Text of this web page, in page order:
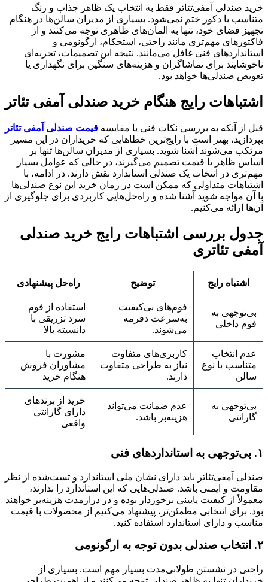
خرید صندلی آمفی‌تئاتر فقط به انتخاب یک ظاهر جذاب و رنگ
متناسب با دکور ختم نمی‌شود. بسیاری از مدیران سالن‌ها در هنگام
تجهیز فضای خود، تنها به المان‌های ظاهری توجه می‌کنند و از
فاکتورهای مهم‌تری مانند راحتی، استحکام، ارگونومی و
استانداردهای فنی غافل می‌مانند. نتیجه این تصمیمات، تجربه‌ای
ناخوشایند برای تماشاگران و هزینه‌های سنگین برای نگهداری یا
تعویض صندلی‌ها خواهد بود.
اشتباهات رایج هنگام خرید صندلی آمفی تئاتر
قبل از آنکه به بررسی نکات فنی یا مقایسه قیمت صندلی آمفی تئاتر
بپردازید، بهتر است با رایج‌ترین خطاهایی که خریداران در این مسیر
مرتکب می‌شوند آشنا شوید. بسیاری از مدیران سالن‌ها تنها بر
اساس ظاهر یا قیمت تصمیم می‌گیرند، در حالی‌ که عوامل بسیار
مهم‌تری در انتخاب یک صندلی استاندارد نقش دارند. در ادامه، با
اشتباهات متداولی که ممکن است در زمان خرید این نوع صندلی‌ها
با آن مواجه شوید آشنا شده و راه‌حل‌هایی کاربردی برای جلوگیری از
آن‌ها ارائه می‌کنیم.
جدول بررسی اشتباهات رایج خرید صندلی
آمفی تئاتری
اشتباه رایج توضیح راه‌حل پیشنهادی
بی‌توجهی به
فوم داخلی
فوم‌های بی‌کیفیت
به‌سرعت دفرمه
می‌شوند.
استفاده از فوم
سرد تزریقی با
دانسیته بالا
عدم انتخاب
متناسب با نوع
سالن
کاربری‌های متفاوت
نیاز به طراحی متفاوت
دارند.
مشورت با
مشاوران فروش
هنگام خرید
بی‌توجهی به
گارانتی
عدم ضمانت می‌تواند
هزینه‌بر باشد.
خرید از برندهای
دارای گارانتی
واقعی
۱. بی‌توجهی به استانداردهای فنی
صندلی آمفی‌تئاتر باید دارای نشان ملی استاندارد و تست‌شده از نظر
مقاومت و ایمنی باشد. صندلی‌هایی که این استاندارد را ندارند،
معمولاً از کیفیت پایینی برخوردار بوده و در درازمدت هزینه‌بر خواهند
بود. برای انتخابی مطمئن‌تر، پیشنهاد می‌کنیم از محصولات با قیمت
مناسب و دارای استاندارد استفاده کنید.
۲. انتخاب صندلی بدون توجه به ارگونومی
راحتی در نشستن طولانی‌مدت بسیار مهم است. بسیاری از